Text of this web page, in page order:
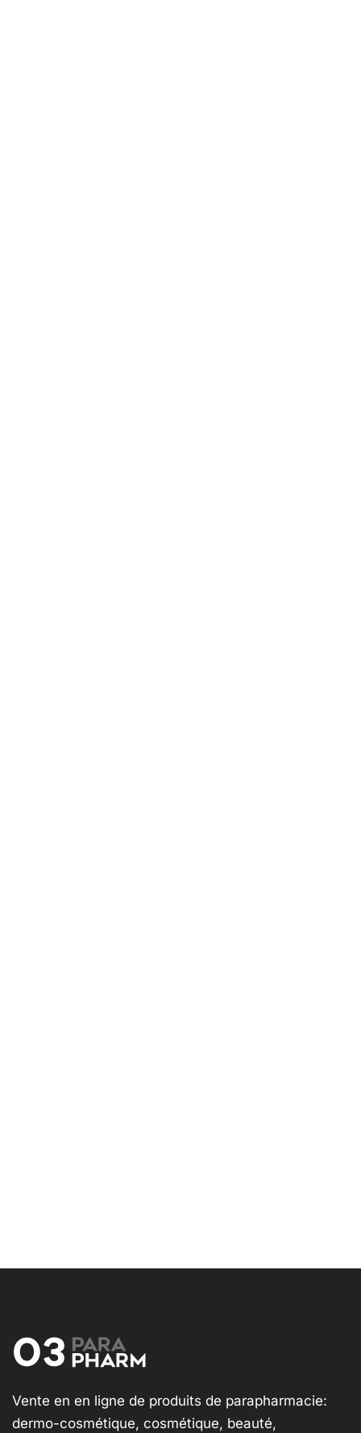
Vente en en ligne de produits de parapharmacie:
dermo-cosmétique, cosmétique, beauté,